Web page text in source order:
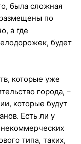
была сложная
по
а где
будет
которые уже
города, –
которые будут
Есть ли у
типа, таких,